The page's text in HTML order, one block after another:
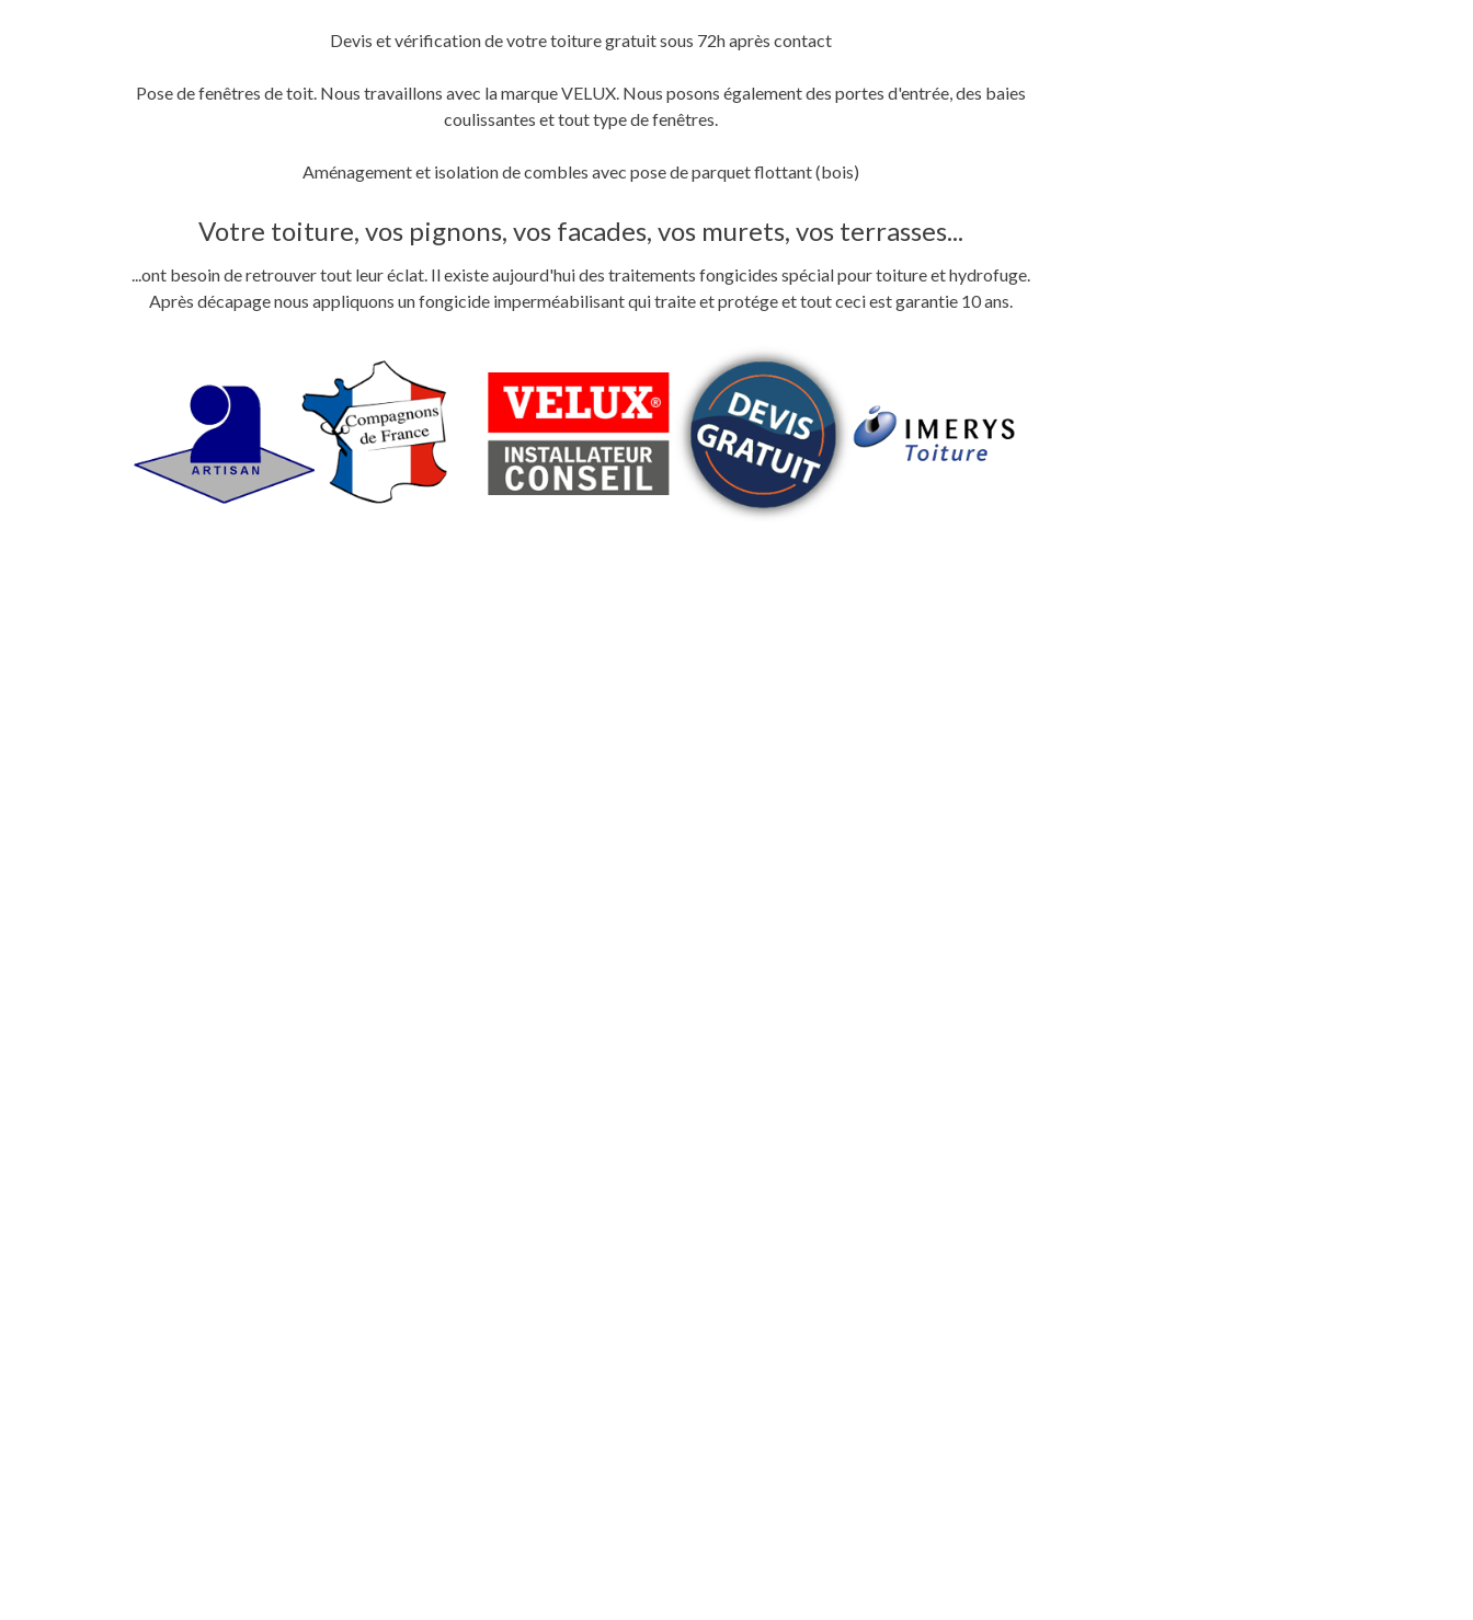
Devis et vérification de votre toiture gratuit sous 72h après contact
Pose de fenêtres de toit. Nous travaillons avec la marque VELUX. Nous posons également des portes d'entrée, des baies
coulissantes et tout type de fenêtres.
Aménagement et isolation de combles avec pose de parquet flottant (bois)
Votre toiture, vos pignons, vos facades, vos murets, vos terrasses...
...ont besoin de retrouver tout leur éclat. Il existe aujourd'hui des traitements fongicides spécial pour toiture et hydrofuge.
Après décapage nous appliquons un fongicide imperméabilisant qui traite et protége et tout ceci est garantie 10 ans.